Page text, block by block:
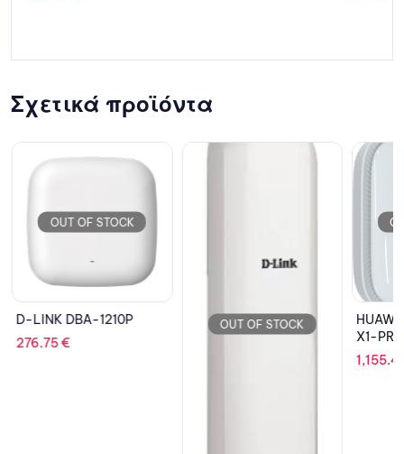
Σχετικά προϊόντα
OUT OF STOCK
D-LINK DBA-1210P
276.75€
OUT OF STOCK
X1-PRO